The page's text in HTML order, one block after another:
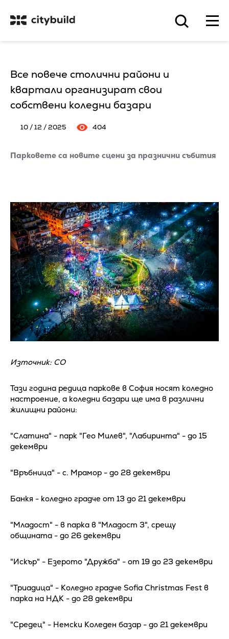
Все повече столични райони и
квартали организират свои
собствени коледни базари
10 / 12 / 2025 404
Парковете са новите сцени за празнични събития
Източник: СО
Тази година редица паркове в София носят коледно
настроение, а коледни базари ще има в различни
жилищни райони:
"Слатина" - парк "Гео Милев", "Лабиринта" - до 15
декември
"Връбница" - с. Мрамор - до 28 декември
Банкя - коледно градче от 13 до 21 декември
"Младост" - в парка в "Младост 3", срещу
общината - до 26 декември
"Искър" - Езерото "Дружба" - от 19 до 23 декември
"Триадица" - Коледно градче Sofia Christmas Fest в
парка на НДК - до 28 декември
"Средец" - Немски Коледен базар - до 21 декември